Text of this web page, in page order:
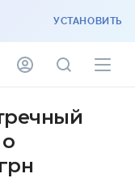
УСТАНОВИТЬ